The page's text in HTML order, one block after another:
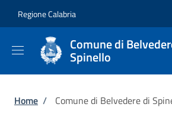
Regione Calabria
Comune di
Spinello
Briciole di pane
Home / Comune di Belvedere di